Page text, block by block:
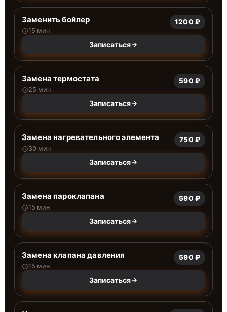
Заменить бойлер
15 мин
1200 ₽
Записаться
Замена термостата
25 мин
590 ₽
Записаться
Замена нагревательного элемента
30 мин
750 ₽
Записаться
Замена пароклапана
15 мин
590 ₽
Записаться
Замена клапана давления
15 мин
590 ₽
Записаться